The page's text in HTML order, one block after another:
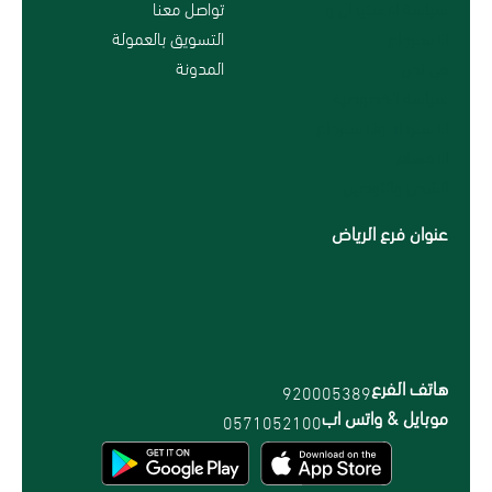
تواصل معنا
التسويق بالعمولة
المدونة
عنوان فرع الرياض
هاتف الفرع920005389
موبايل & واتس اب0571052100